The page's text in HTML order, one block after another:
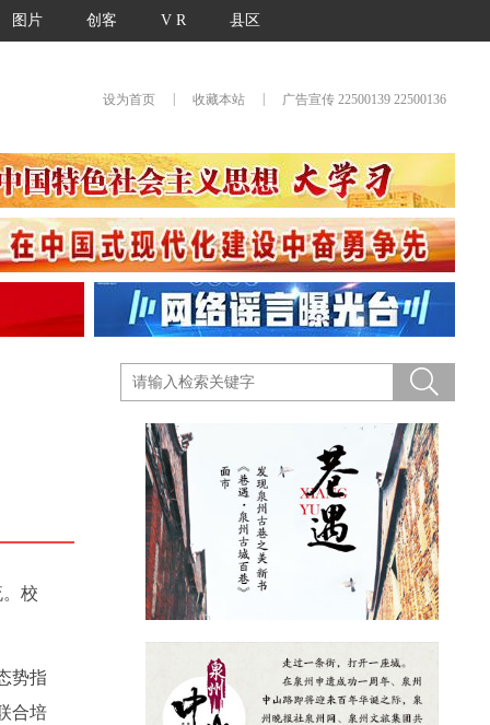
图片 创客 V R 县区
设为首页 收藏本站 广告宣传 22500139 22500136
校
势指
合培